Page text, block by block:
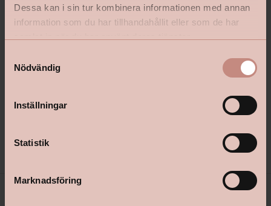
Dessa kan i sin tur kombinera informationen med annan
information som du har tillhandahållit eller som de har
Nödvändig
Inställningar
Statistik
Marknadsföring
Bostik Hernia Non Wovenlim Tapetkit